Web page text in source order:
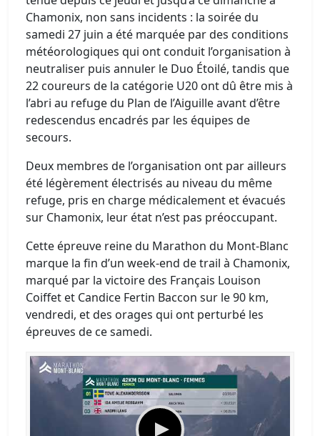
Chamonix, non sans incidents : la soirée du
samedi 27 juin a été marquée par des conditions
météorologiques qui ont conduit l’organisation à
neutraliser puis annuler le Duo Étoilé, tandis que
22 coureurs de la catégorie U20 ont dû être mis à
l’abri au refuge du Plan de l’Aiguille avant d’être
redescendus encadrés par les équipes de
secours.
Deux membres de l’organisation ont par ailleurs
été légèrement électrisés au niveau du même
refuge, pris en charge médicalement et évacués
sur Chamonix, leur état n’est pas préoccupant.
Cette épreuve reine du Marathon du Mont-Blanc
marque la fin d’un week-end de trail à Chamonix,
marqué par la victoire des Français Louison
Coiffet et Candice Fertin Baccon sur le 90 km,
vendredi, et des orages qui ont perturbé les
épreuves de ce samedi.